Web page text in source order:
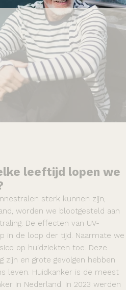
leeftijd lopen we
sterk kunnen zijn,
worden we blootgesteld aan
De effecten van UV-
in de loop der tijd. Naarmate we
op huidziekten toe. Deze
zijn en grote gevolgen hebben
leven. Huidkanker is de meest
in Nederland. In 2023 werden